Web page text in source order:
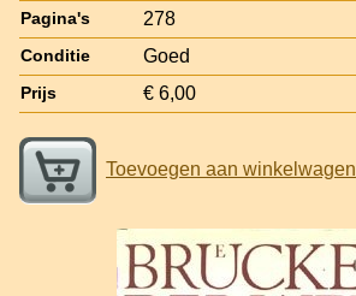
Pagina's 278
Conditie Goed
Prijs € 6,00
Toevoegen aan winkelwagen